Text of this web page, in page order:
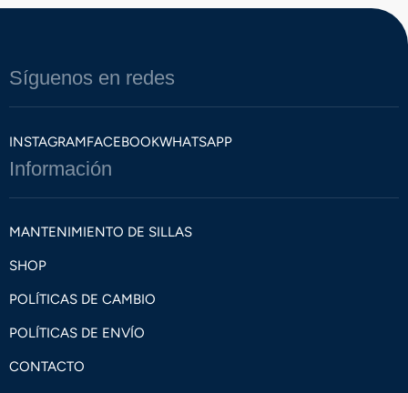
Síguenos en redes
INSTAGRAMFACEBOOKWHATSAPP
Información
MANTENIMIENTO DE SILLAS
SHOP
POLÍTICAS DE CAMBIO
POLÍTICAS DE ENVÍO
CONTACTO